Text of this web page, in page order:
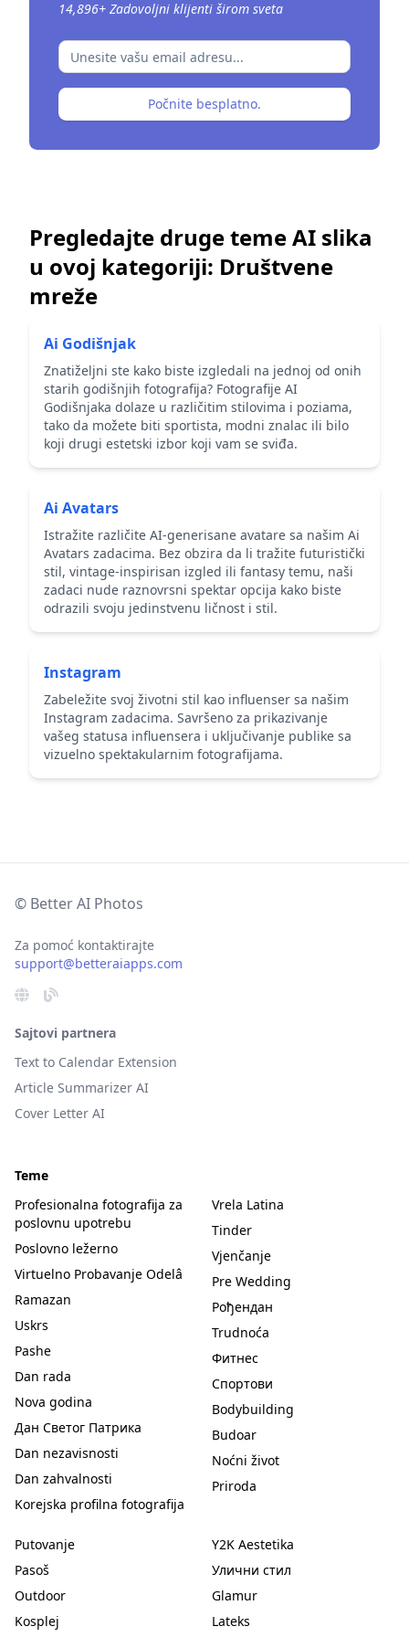
14,896+ Zadovoljni klijenti širom sveta
Počnite besplatno.
Pregledajte druge teme AI slika
u ovoj kategoriji: Društvene
mreže
Ai Godišnjak
Znatiželjni ste kako biste izgledali na jednoj od onih
starih godišnjih fotografija? Fotografije AI
Godišnjaka dolaze u različitim stilovima i poziama,
tako da možete biti sportista, modni znalac ili bilo
koji drugi estetski izbor koji vam se sviđa.
Ai Avatars
Istražite različite AI-generisane avatare sa našim Ai
Avatars zadacima. Bez obzira da li tražite futuristički
stil, vintage-inspirisan izgled ili fantasy temu, naši
zadaci nude raznovrsni spektar opcija kako biste
odrazili svoju jedinstvenu ličnost i stil.
Instagram
Zabeležite svoj životni stil kao influenser sa našim
Instagram zadacima. Savršeno za prikazivanje
vašeg statusa influensera i uključivanje publike sa
vizuelno spektakularnim fotografijama.
© Better AI Photos
Za pomoć kontaktirajte
support@betteraiapps.com
Sajtovi partnera
Text to Calendar Extension
Article Summarizer AI
Cover Letter AI
Teme
Profesionalna fotografija za
poslovnu upotrebu
Poslovno ležerno
Virtuelno Probavanje Odelâ
Ramazan
Uskrs
Pashe
Dan rada
Nova godina
Дан Светог Патрика
Dan nezavisnosti
Dan zahvalnosti
Korejska profilna fotografija
Vrela Latina
Tinder
Vjenčanje
Pre Wedding
Рођендан
Trudnoća
Фитнес
Спортови
Bodybuilding
Budoar
Noćni život
Priroda
Putovanje
Pasoš
Outdoor
Kosplej
Y2K Aestetika
Улични стил
Glamur
Lateks